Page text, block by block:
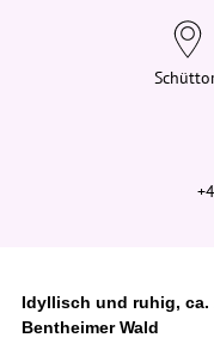
Idyllisch und ruhig, ca.
Bentheimer Wald